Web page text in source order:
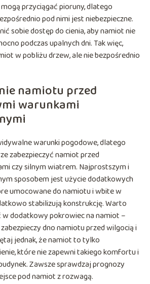
przyciągać pioruny, dlatego
pod nimi jest niebezpieczne.
sobie dostęp do cienia, aby namiot nie
podczas upalnych dni. Tak więc,
w pobliżu drzew, ale nie bezpośrednio
namiotu przed
warunkami
warunki pogodowe, dlatego
zabezpieczyć namiot przed
czy silnym wiatrem. Najprostszym i
sposobem jest użycie dodatkowych
umocowane do namiotu i wbite w
stabilizują konstrukcję. Warto
dodatkowy pokrowiec na namiot –
dno namiotu przed wilgocią i
jednak, że namiot to tylko
które nie zapewni takiego komfortu i
Zawsze sprawdzaj prognozy
pod namiot z rozwagą.